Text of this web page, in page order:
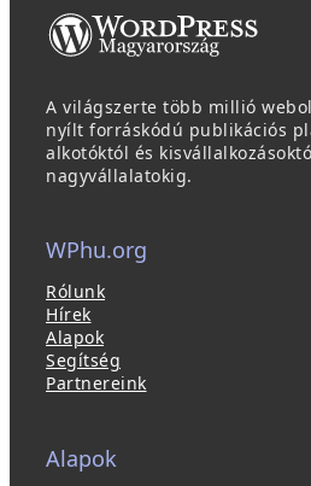
A világszerte több millió
nyílt forráskódú publikációs
alkotóktól és
nagyvállalatokig.
WPhu.org
Rólunk
Hírek
Alapok
Segítség
Partnereink
Alapok